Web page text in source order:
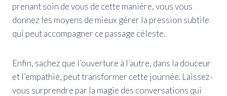
prenant soin de vous de cette manière, vous vous
donnez les moyens de mieux gérer la pression subtile
qui peut accompagner ce passage céleste.
Enfin, sachez que l’ouverture à l’autre, dans la douceur
et l’empathie, peut transformer cette journée. Laissez-
vous surprendre par la magie des conversations qui